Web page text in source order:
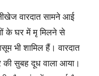
वारदात सामने आई
के घर में मृ मिलने से
भी शामिल हैं। वारदात
की सुबह दूध वाला आया।